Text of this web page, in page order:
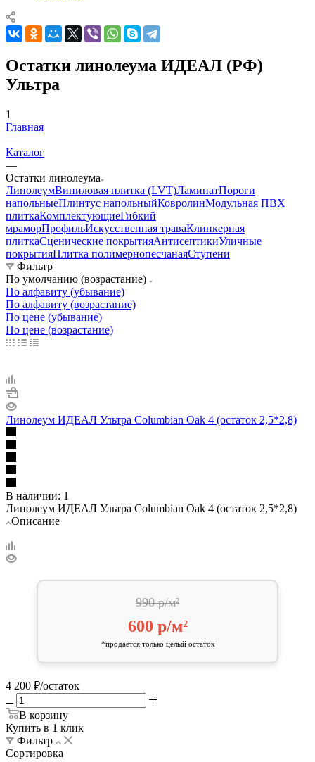
Остатки линолеума ИДЕАЛ (РФ)
Ультра
1
Главная
—
Каталог
—
Остатки линолеума
ЛинолеумВиниловая плитка (LVT)ЛаминатПороги
напольныеПлинтус напольныйКовролинМодульная ПВХ
плиткаКомплектующиеГибкий
мраморПрофильИскусственная траваКлинкерная
плиткаСценические покрытияАнтисептикиУличные
покрытияПлитка полимернопесчанаяСтупени
Фильтр
По умолчанию (возрастание)
По алфавиту (убывание)
По алфавиту (возрастание)
По цене (убывание)
По цене (возрастание)
Линолеум ИДЕАЛ Ультра Columbian Oak 4 (остаток 2,5*2,8)
В наличии: 1
Линолеум ИДЕАЛ Ультра Columbian Oak 4 (остаток 2,5*2,8)
Описание
990 р/м²
600 р/м²
*продается только целый остаток
4 200 ₽/остаток
В корзину
Купить в 1 клик
Фильтр
Сортировка